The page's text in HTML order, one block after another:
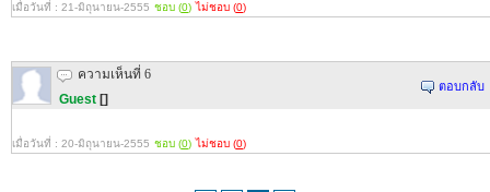
เมื่อวันที่ : 21-มิถุนายน-2555 ชอบ (0) ไม่ชอบ (0)
ความเห็นที่ 6
Guest []
ตอบกลับ
เมื่อวันที่ : 20-มิถุนายน-2555 ชอบ (0) ไม่ชอบ (0)